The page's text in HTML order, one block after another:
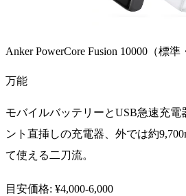
Anker PowerCore Fusion 10000（標
万能
モバイルバッテリーとUSB急速充電
ント直挿しの充電器、外では約
て使える二刀流。
目安価格: ¥4,000-6,000